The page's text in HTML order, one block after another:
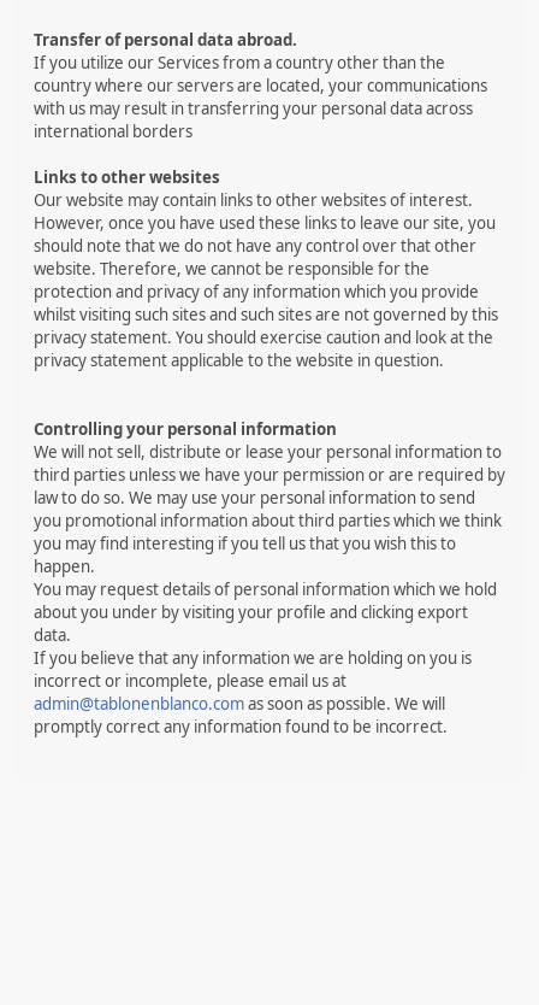
Transfer of personal data abroad.
If you utilize our Services from a country other than the
country where our servers are located, your communications
with us may result in transferring your personal data across
international borders
Links to other websites
Our website may contain links to other websites of interest.
However, once you have used these links to leave our site, you
should note that we do not have any control over that other
website. Therefore, we cannot be responsible for the
protection and privacy of any information which you provide
whilst visiting such sites and such sites are not governed by this
privacy statement. You should exercise caution and look at the
privacy statement applicable to the website in question.
Controlling your personal information
We will not sell, distribute or lease your personal information to
third parties unless we have your permission or are required by
law to do so. We may use your personal information to send
you promotional information about third parties which we think
you may find interesting if you tell us that you wish this to
happen.
You may request details of personal information which we hold
about you under by visiting your profile and clicking export
data.
If you believe that any information we are holding on you is
incorrect or incomplete, please email us at
admin@tablonenblanco.comas soon as possible. We will
promptly correct any information found to be incorrect.